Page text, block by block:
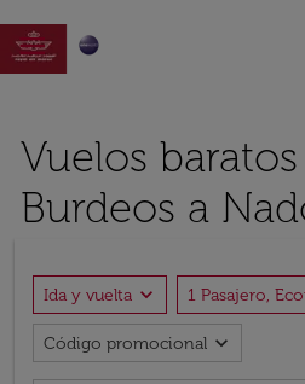

Vuelos
Burdeos a
Ida y vuelta expand_more 1 Pasajero,
Código promocional expand_more